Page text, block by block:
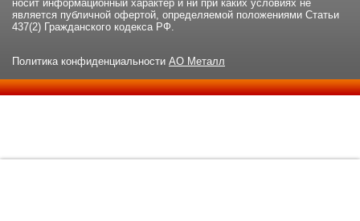
носит информационный характер и ни при каких условиях не
является публичной офертой, определяемой положениями Статьи
437(2) Гражданского кодекса РФ.
Политика конфиденциальности АО Металл